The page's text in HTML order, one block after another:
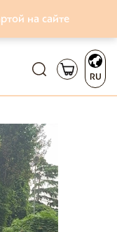
на сайте
RU